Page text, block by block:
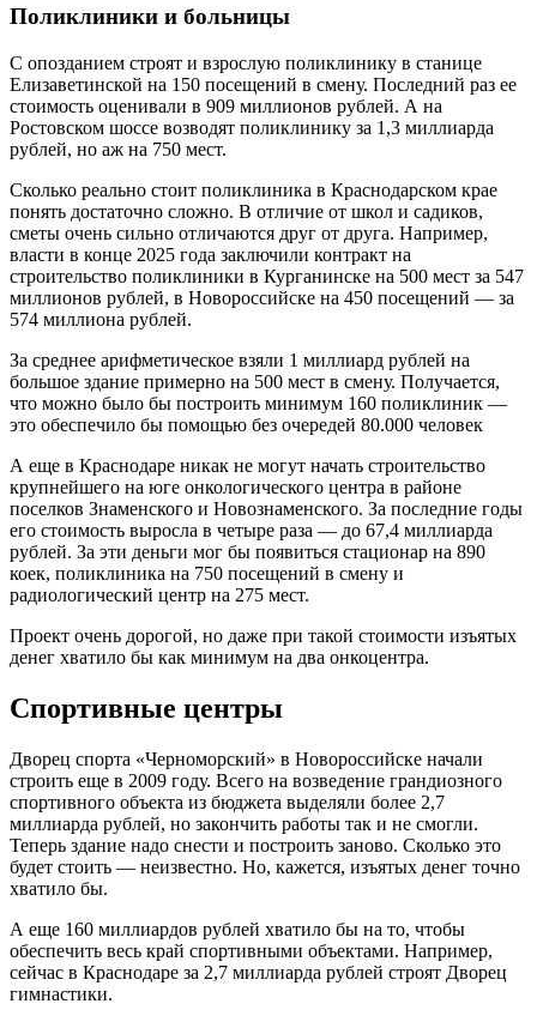
Поликлиники и больницы
С опозданием строят и взрослую поликлинику в станице
Елизаветинской на 150 посещений в смену. Последний раз ее
стоимость оценивали в 909 миллионов рублей. А на
Ростовском шоссе возводят поликлинику за 1,3 миллиарда
рублей, но аж на 750 мест.
Сколько реально стоит поликлиника в Краснодарском крае
понять достаточно сложно. В отличие от школ и садиков,
сметы очень сильно отличаются друг от друга. Например,
власти в конце 2025 года заключили контракт на
строительство поликлиники в Курганинске на 500 мест за 547
миллионов рублей, в Новороссийске на 450 посещений — за
574 миллиона рублей.
За среднее арифметическое взяли 1 миллиард рублей на
большое здание примерно на 500 мест в смену. Получается,
что можно было бы построить минимум 160 поликлиник —
это обеспечило бы помощью без очередей 80.000 человек
А еще в Краснодаре никак не могут начать строительство
крупнейшего на юге онкологического центра в районе
поселков Знаменского и Новознаменского. За последние годы
его стоимость выросла в четыре раза — до 67,4 миллиарда
рублей. За эти деньги мог бы появиться стационар на 890
коек, поликлиника на 750 посещений в смену и
радиологический центр на 275 мест.
Проект очень дорогой, но даже при такой стоимости изъятых
денег хватило бы как минимум на два онкоцентра.
Спортивные центры
Дворец спорта «Черноморский» в Новороссийске начали
строить еще в 2009 году. Всего на возведение грандиозного
спортивного объекта из бюджета выделяли более 2,7
миллиарда рублей, но закончить работы так и не смогли.
Теперь здание надо снести и построить заново. Сколько это
будет стоить — неизвестно. Но, кажется, изъятых денег точно
хватило бы.
А еще 160 миллиардов рублей хватило бы на то, чтобы
обеспечить весь край спортивными объектами. Например,
сейчас в Краснодаре за 2,7 миллиарда рублей строят Дворец
гимнастики.